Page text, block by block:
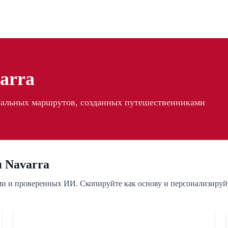
маршрутов, созданных путешественниками
Navarra
и проверенных ИИ. Скопируйте как основу и